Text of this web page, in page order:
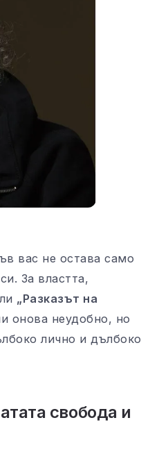
вас не остава само
За властта,
„Разказът на
онова неудобно, но
лично и дълбоко
свобода и